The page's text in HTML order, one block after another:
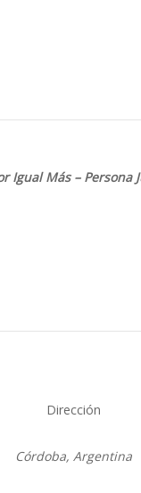
Igual Más – Persona
Dirección
Córdoba, Argentina